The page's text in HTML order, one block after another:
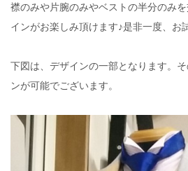
襟のみや片腕のみやベストの半分のみ
インがお楽しみ頂けます♪是非一度、お
下図は、デザインの一部となります。
ンが可能でございます。